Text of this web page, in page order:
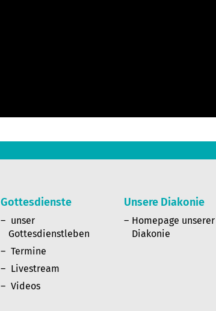
Gottesdienste
unser
Gottesdienstleben
Termine
Livestream
Videos
Unsere Diakonie
Homepage unserer
Diakonie